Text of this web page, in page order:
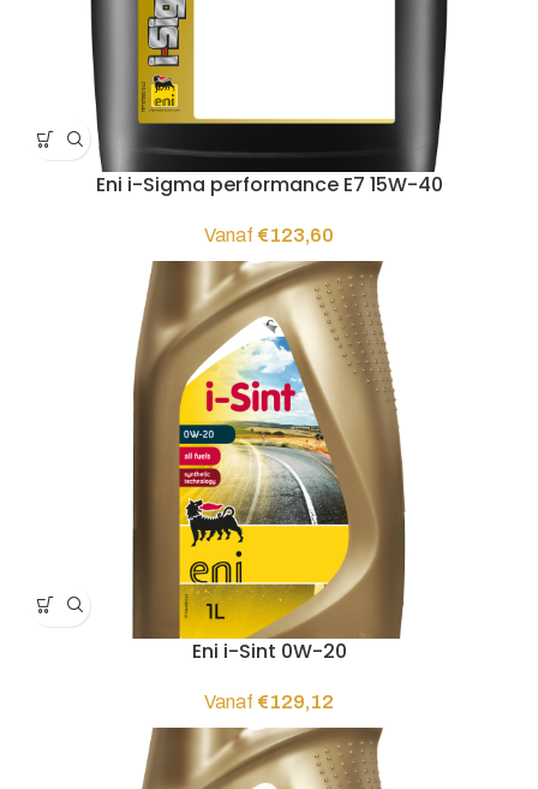
Eni i-Sigma performance E7 15W-40
Vanaf €123,60
Eni i-Sint 0W-20
Vanaf €129,12